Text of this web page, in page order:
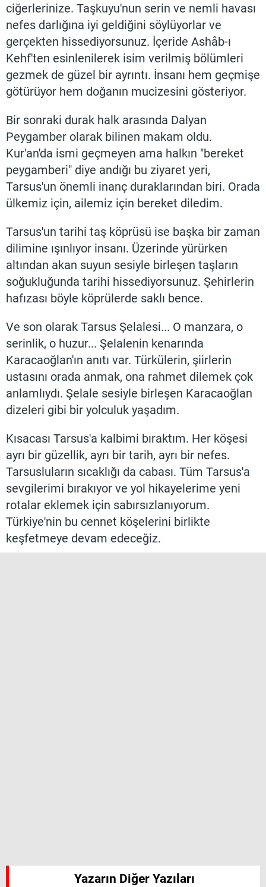
ciğerlerinize. Taşkuyu'nun serin ve nemli havası
nefes darlığına iyi geldiğini söylüyorlar ve
gerçekten hissediyorsunuz. İçeride Ashâb-ı
Kehf'ten esinlenilerek isim verilmiş bölümleri
gezmek de güzel bir ayrıntı. İnsanı hem geçmişe
götürüyor hem doğanın mucizesini gösteriyor.
Bir sonraki durak halk arasında Dalyan
Peygamber olarak bilinen makam oldu.
Kur'an'da ismi geçmeyen ama halkın "bereket
peygamberi" diye andığı bu ziyaret yeri,
Tarsus'un önemli inanç duraklarından biri. Orada
ülkemiz için, ailemiz için bereket diledim.
Tarsus'un tarihi taş köprüsü ise başka bir zaman
dilimine ışınlıyor insanı. Üzerinde yürürken
altından akan suyun sesiyle birleşen taşların
soğukluğunda tarihi hissediyorsunuz. Şehirlerin
hafızası böyle köprülerde saklı bence.
Ve son olarak Tarsus Şelalesi... O manzara, o
serinlik, o huzur... Şelalenin kenarında
Karacaoğlan'ın anıtı var. Türkülerin, şiirlerin
ustasını orada anmak, ona rahmet dilemek çok
anlamlıydı. Şelale sesiyle birleşen Karacaoğlan
dizeleri gibi bir yolculuk yaşadım.
Kısacası Tarsus'a kalbimi bıraktım. Her köşesi
ayrı bir güzellik, ayrı bir tarih, ayrı bir nefes.
Tarsusluların sıcaklığı da cabası. Tüm Tarsus'a
sevgilerimi bırakıyor ve yol hikayelerime yeni
rotalar eklemek için sabırsızlanıyorum.
Türkiye'nin bu cennet köşelerini birlikte
keşfetmeye devam edeceğiz.
Yazarın Diğer Yazıları